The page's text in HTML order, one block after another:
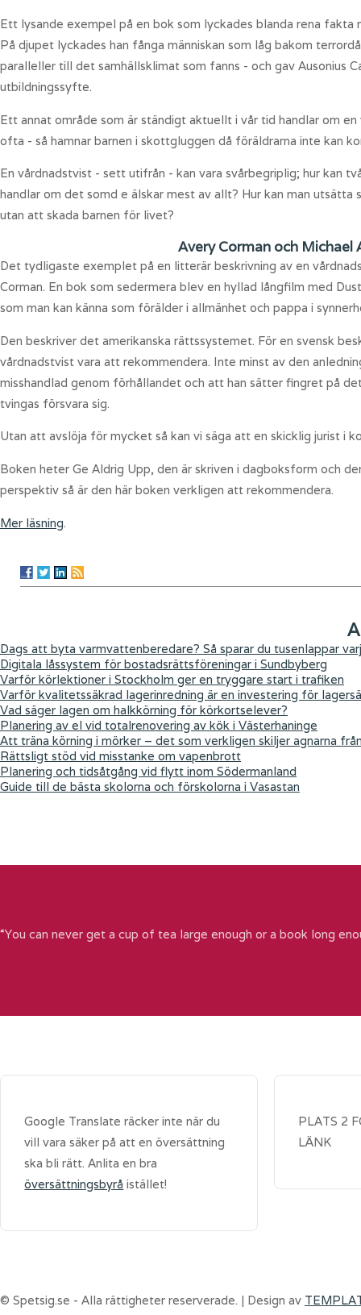
Ett lysande exempel på en bok som lyckades blanda rena
På djupet lyckades han fånga människan som låg bakom
paralleller till det samhällsklimat som fanns - och gav Ausonius
utbildningssyfte.
Ett annat område som är ständigt aktuellt i vår tid handlar om
ofta - så hamnar barnen i skottgluggen då föräldrarna inte kan
En vårdnadstvist - sett utifrån - kan vara svårbegriplig; hur kan
handlar om det somd e älskar mest av allt? Hur kan man utsätta
utan att skada barnen för livet?
Avery Corman och Michael
Det tydligaste exemplet på en litterär beskrivning av en
Corman. En bok som sedermera blev en hyllad långfilm med
som man kan känna som förälder i allmänhet och pappa i
Den beskriver det amerikanska rättssystemet. För en svensk
vårdnadstvist vara att rekommendera. Inte minst av den
misshandlad genom förhållandet och att han sätter fingret på
tvingas försvara sig.
Utan att avslöja för mycket så kan vi säga att en skicklig jurist i
Boken heter Ge Aldrig Upp, den är skriven i dagboksform och
perspektiv så är den här boken verkligen att rekommendera.
Mer läsning.
Dags att byta varmvattenberedare? Så sparar du tusenlappar
Digitala låssystem för bostadsrättsföreningar i Sundbyberg
Varför körlektioner i Stockholm ger en tryggare start i trafiken
Varför kvalitetssäkrad lagerinredning är en investering för
Vad säger lagen om halkkörning för körkortselever?
Planering av el vid totalrenovering av kök i Västerhaninge
Att träna körning i mörker – det som verkligen skiljer agnarna
Rättsligt stöd vid misstanke om vapenbrott
Planering och tidsåtgång vid flytt inom Södermanland
Guide till de bästa skolorna och förskolorna i Vasastan
“You can never get a cup of tea large enough or a book long
Google Translate räcker inte när du
vill vara säker på att en översättning
ska bli rätt. Anlita en bra
översättningsbyrå istället!
PLATS 2
LÄNK
© Spetsig.se - Alla rättigheter reserverade. | Design av